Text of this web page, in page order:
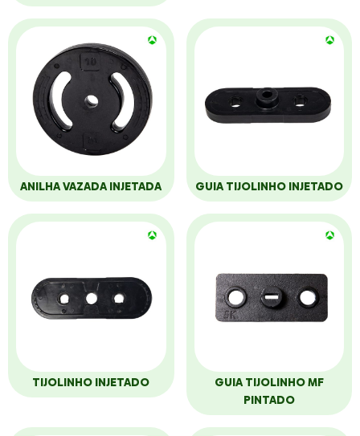
ANILHA VAZADA INJETADA GUIA TIJOLINHO INJETADO
TIJOLINHO INJETADO
GUIA TIJOLINHO MF
PINTADO